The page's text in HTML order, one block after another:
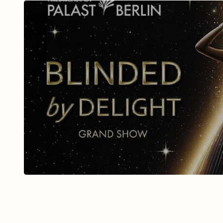
BLINDED BY DELIGHT